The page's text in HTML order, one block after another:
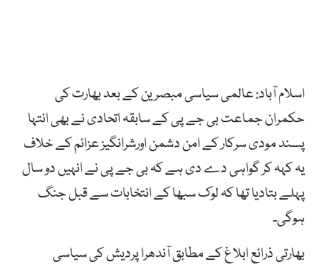
اسلام آباد: عالمی سیاسی مبصرین کے بعد بھارت کی
حکمران جماعت بی جے پی کے سابقہ اتحادی نے بھی انتہا
پسند مودی سرکار کے امن دشمن اورشرانگیز عزائم کے خلاف
یہ کہہ کر گواہی دے دی ہے کہ بی جے پی نے انہیں دو سال
پہلے بتادیا تھا کہ لوک سبھا کے انتخابات سے قبل جنگ
ہوگی۔
بھارتی ذرائع ابلاغ کے مطابق آندھرا پردیش کی سیاسی